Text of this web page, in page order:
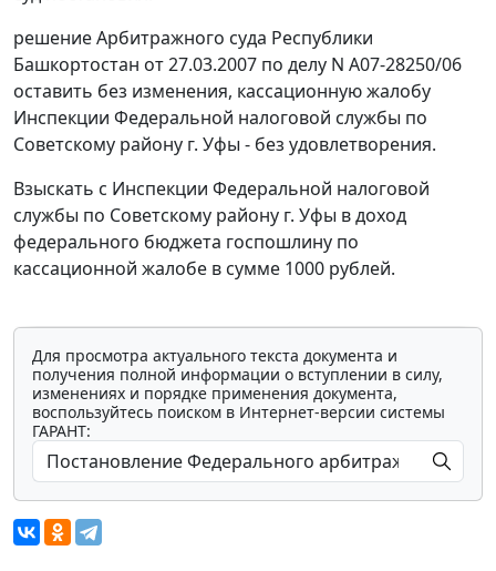
решение Арбитражного суда Республики
Башкортостан от 27.03.2007 по делу N А07-28250/06
оставить без изменения, кассационную жалобу
Инспекции Федеральной налоговой службы по
Советскому району г. Уфы - без удовлетворения.
Взыскать с Инспекции Федеральной налоговой
службы по Советскому району г. Уфы в доход
федерального бюджета госпошлину по
кассационной жалобе в сумме 1000 рублей.
Для просмотра актуального текста документа и
получения полной информации о вступлении в силу,
изменениях и порядке применения документа,
воспользуйтесь поиском в Интернет-версии системы
ГАРАНТ: